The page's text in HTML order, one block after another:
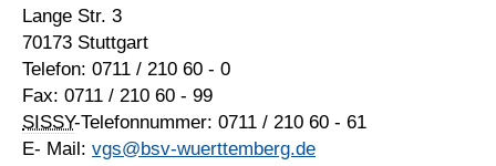
Lange Str. 3
70173 Stuttgart
Telefon: 0711 / 210 60 - 0
Fax: 0711 / 210 60 - 99
SISSY-Telefonnummer: 0711 / 210 60 - 61
E- Mail: vgs@bsv-wuerttemberg.de